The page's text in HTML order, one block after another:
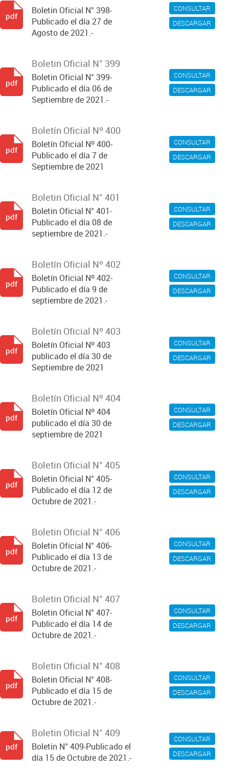
CONSULTAR
DESCARGAR
Boletin Oficial N° 398-
Publicado el día 27 de
Agosto de 2021.-
pdf
CONSULTAR
DESCARGAR
Boletin Oficial N° 399
Boletin Oficial N° 399-
Publicado el día 06 de
Septiembre de 2021.-
pdf
CONSULTAR
DESCARGAR
Boletín Oficial Nº 400
Boletín Oficial Nº 400-
Publicado el día 7 de
Septiembre de 2021
pdf
CONSULTAR
DESCARGAR
Boletin Oficial N° 401
Boletin Oficial N° 401-
Publicado el día 08 de
septiembre de 2021.-
pdf
CONSULTAR
DESCARGAR
Boletín Oficial Nº 402
Boletín Oficial Nº 402-
Publicado el día 9 de
septiembre de 2021.-
pdf
CONSULTAR
DESCARGAR
Boletín Oficial Nº 403
Boletín Oficial Nº 403
publicado el día 30 de
Septiembre de 2021
pdf
CONSULTAR
DESCARGAR
Boletín Oficial Nº 404
Boletín Oficial Nº 404
publicado el día 30 de
septiembre de 2021
pdf
CONSULTAR
DESCARGAR
Boletin Oficial N° 405
Boletin Oficial N° 405-
Publicado el día 12 de
Octubre de 2021.-
pdf
CONSULTAR
DESCARGAR
Boletin Oficial N° 406
Boletin Oficial N° 406-
Publicado el día 13 de
Octubre de 2021.-
pdf
CONSULTAR
DESCARGAR
Boletin Oficial N° 407
Boletin Oficial N° 407-
Publicado el día 14 de
Octubre de 2021.-
pdf
CONSULTAR
DESCARGAR
Boletin Oficial N° 408
Boletin Oficial N° 408-
Publicado el día 15 de
Octubre de 2021.-
pdf
CONSULTAR
DESCARGAR
Boletin Oficial N° 409
Boletin N° 409-Publicado el
día 15 de Octubre de 2021.-
pdf